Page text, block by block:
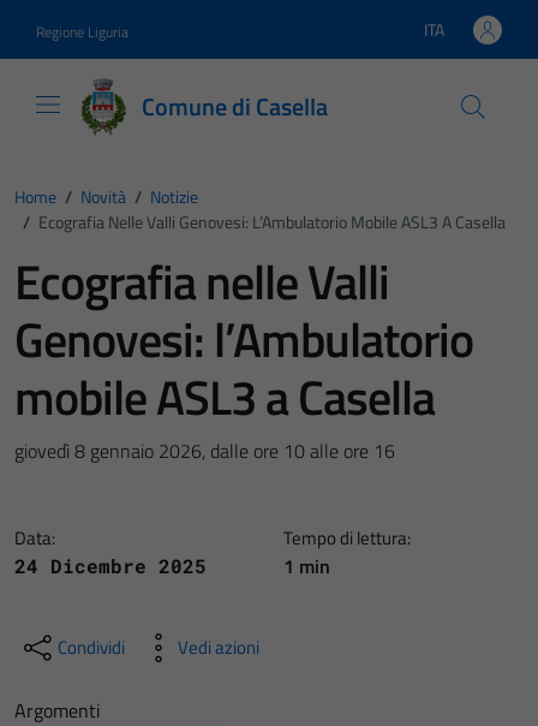
Regione Liguria Lingua attiva:
ITA
Comune di Casella
Home / Novità / Notizie
/ Ecografia Nelle Valli Genovesi: L’Ambulatorio Mobile ASL3 A Casella
Ecografia nelle Valli
Genovesi: l’Ambulatorio
mobile ASL3 a Casella
giovedì 8 gennaio 2026, dalle ore 10 alle ore 16
Data:
24 Dicembre 2025
Tempo di lettura:
1 min
Condividi Vedi azioni
Argomenti